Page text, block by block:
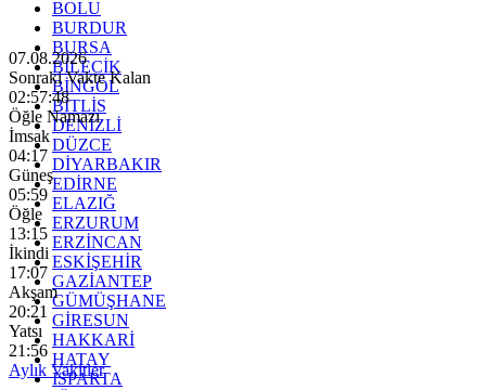
BOLU
BURDUR
BURSA
BİLECİK
BİNGÖL
BİTLİS
DENİZLİ
DÜZCE
DİYARBAKIR
EDİRNE
ELAZIĞ
ERZURUM
ERZİNCAN
ESKİŞEHİR
GAZİANTEP
GÜMÜŞHANE
GİRESUN
HAKKARİ
HATAY
ISPARTA
07.08.2026
Sonraki Vakte Kalan
02:57:46
Öğle Namazı
İmsak
04:17
Güneş
05:59
Öğle
13:15
İkindi
17:07
Akşam
20:21
Yatsı
21:56
Aylık Vakitler